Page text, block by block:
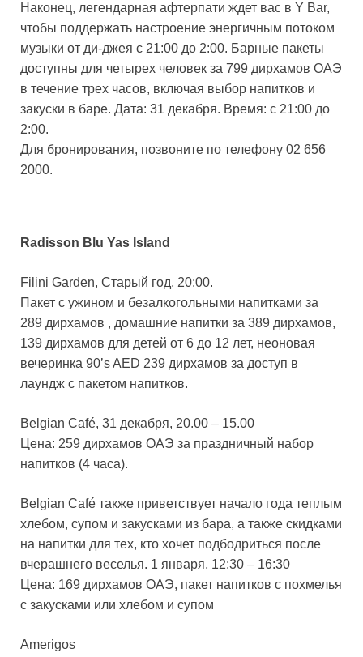
Наконец, легендарная афтерпати ждет вас в Y Bar,
чтобы поддержать настроение энергичным потоком
музыки от ди-джея с 21:00 до 2:00. Барные пакеты
доступны для четырех человек за 799 дирхамов ОАЭ
в течение трех часов, включая выбор напитков и
закуски в баре. Дата: 31 декабря. Время: с 21:00 до
2:00.
Для бронирования, позвоните по телефону 02 656
2000.
Radisson Blu Yas Island
Filini Garden, Старый год, 20:00.
Пакет с ужином и безалкогольными напитками за
289 дирхамов , домашние напитки за 389 дирхамов,
139 дирхамов для детей от 6 до 12 лет, неоновая
вечеринка 90’s AED 239 дирхамов за доступ в
лаундж с пакетом напитков.
Belgian Café, 31 декабря, 20.00 – 15.00
Цена: 259 дирхамов ОАЭ за праздничный набор
напитков (4 часа).
Belgian Café также приветствует начало года теплым
хлебом, супом и закусками из бара, а также скидками
на напитки для тех, кто хочет подбодриться после
вчерашнего веселья. 1 января, 12:30 – 16:30
Цена: 169 дирхамов ОАЭ, пакет напитков с похмелья
с закусками или хлебом и супом
Amerigos